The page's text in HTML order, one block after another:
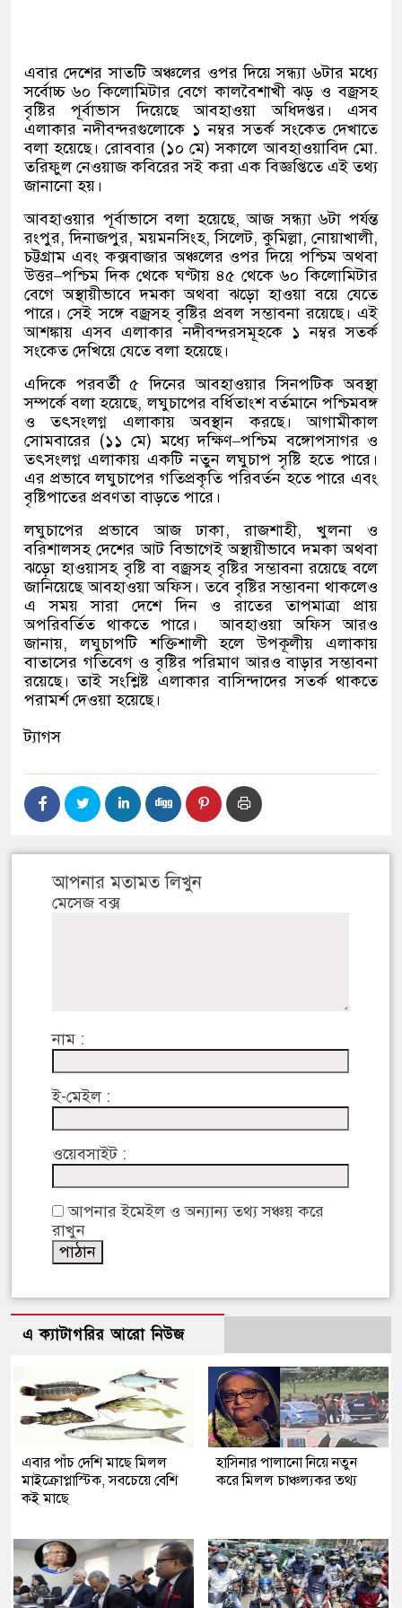
এবার দেশের সাতটি অঞ্চলের ওপর দিয়ে সন্ধ্যা ৬টার মধ্যে
সর্বোচ্চ ৬০ কিলোমিটার বেগে কালবৈশাখী ঝড় ও বজ্রসহ
বৃষ্টির পূর্বাভাস দিয়েছে আবহাওয়া অধিদপ্তর। এসব
এলাকার নদীবন্দরগুলোকে ১ নম্বর সতর্ক সংকেত দেখাতে
বলা হয়েছে। রোববার(১০ মে)সকালে আবহাওয়াবিদ মো.
তরিফুল নেওয়াজ কবিরের সই করা এক বিজ্ঞপ্তিতে এই তথ্য
জানানো হয়।
আবহাওয়ার পূর্বাভাসে বলা হয়েছে,আজ সন্ধ্যা ৬টা পর্যন্ত
রংপুর,দিনাজপুর,ময়মনসিংহ,সিলেট,কুমিল্লা,নোয়াখালী,
চট্টগ্রাম এবং কক্সবাজার অঞ্চলের ওপর দিয়ে পশ্চিম অথবা
উত্তর–পশ্চিম দিক থেকে ঘণ্টায় ৪৫ থেকে ৬০ কিলোমিটার
বেগে অস্থায়ীভাবে দমকা অথবা ঝড়ো হাওয়া বয়ে যেতে
পারে। সেই সঙ্গে বজ্রসহ বৃষ্টির প্রবল সম্ভাবনা রয়েছে। এই
আশঙ্কায় এসব এলাকার নদীবন্দরসমূহকে ১ নম্বর সতর্ক
সংকেত দেখিয়ে যেতে বলা হয়েছে।
এদিকে পরবর্তী ৫ দিনের আবহাওয়ার সিনপটিক অবস্থা
সম্পর্কে বলা হয়েছে,লঘুচাপের বর্ধিতাংশ বর্তমানে পশ্চিমবঙ্গ
ও তৎসংলগ্ন এলাকায় অবস্থান করছে। আগামীকাল
সোমবারের (১১ মে)মধ্যে দক্ষিণ–পশ্চিম বঙ্গোপসাগর ও
তৎসংলগ্ন এলাকায় একটি নতুন লঘুচাপ সৃষ্টি হতে পারে।
এর প্রভাবে লঘুচাপের গতিপ্রকৃতি পরিবর্তন হতে পারে এবং
বৃষ্টিপাতের প্রবণতা বাড়তে পারে।
লঘুচাপের প্রভাবে আজ ঢাকা,রাজশাহী,খুলনা ও
বরিশালসহ দেশের আট বিভাগেই অস্থায়ীভাবে দমকা অথবা
ঝড়ো হাওয়াসহ বৃষ্টি বা বজ্রসহ বৃষ্টির সম্ভাবনা রয়েছে বলে
জানিয়েছে আবহাওয়া অফিস। তবে বৃষ্টির সম্ভাবনা থাকলেও
এ সময় সারা দেশে দিন ও রাতের তাপমাত্রা প্রায়
অপরিবর্তিত থাকতে পারে।
আবহাওয়া অফিস আরও
জানায়,লঘুচাপটি শক্তিশালী হলে উপকূলীয় এলাকায়
বাতাসের গতিবেগ ও বৃষ্টির পরিমাণ আরও বাড়ার সম্ভাবনা
রয়েছে। তাই সংশ্লিষ্ট এলাকার বাসিন্দাদের সতর্ক থাকতে
পরামর্শ দেওয়া হয়েছে।
ট্যাগস
আপনার মতামত লিখুন
মেসেজ বক্স
নাম :
ই-মেইল :
ওয়েবসাইট :
আপনার ইমেইল ও অন্যান্য তথ্য সঞ্চয় করে
রাখুন
এ ক্যাটাগরির আরো নিউজ
এবার পাঁচ দেশি মাছে মিলল
মাইক্রোপ্লাস্টিক, সবচেয়ে বেশি
কই মাছে
হাসিনার পালানো নিয়ে নতুন
করে মিলল চাঞ্চল্যকর তথ্য